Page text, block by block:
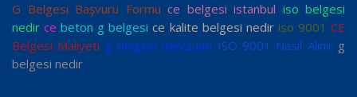
G Belgesi Başvuru Formu ce belgesi istanbul iso belgesi
nedir ce beton g belgesi ce kalite belgesi nedir iso 9001 CE
Belgesi Maliyeti g belgesi mevzuatı ISO 9001 Nasıl Alınır g
belgesi nedir